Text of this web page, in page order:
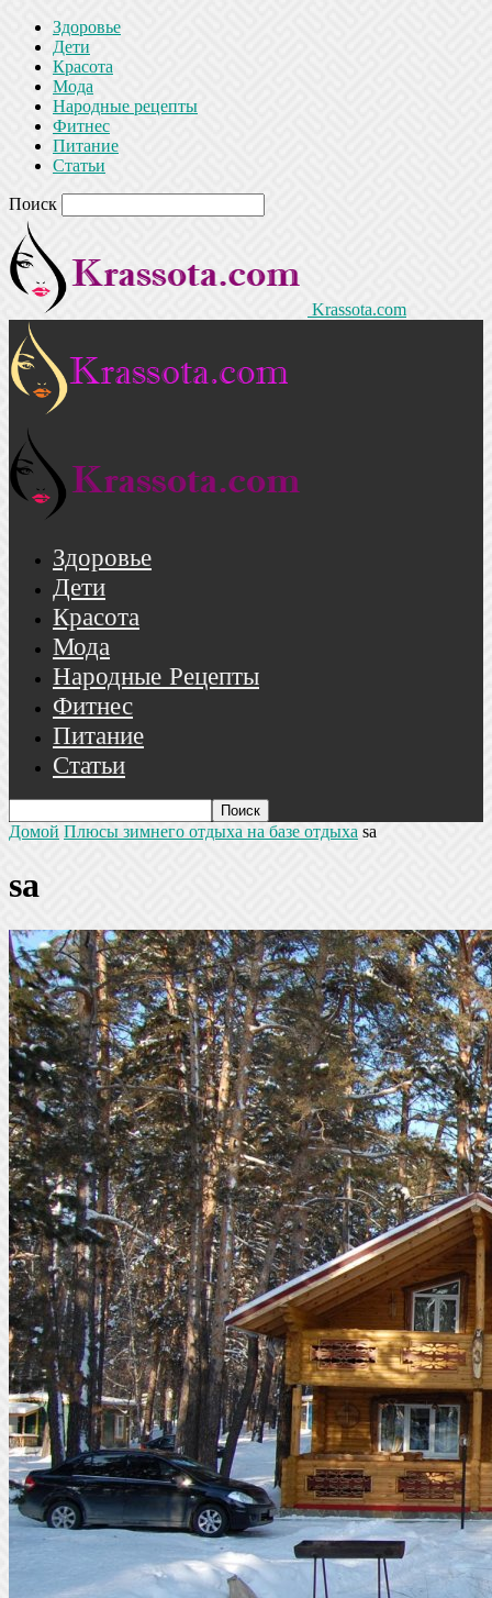
Здоровье
Дети
Красота
Мода
Народные рецепты
Фитнес
Питание
Статьи
Поиск
Krassota.com
Здоровье
Дети
Красота
Мода
Народные Рецепты
Фитнес
Питание
Статьи
Домой Плюсы зимнего отдыха на базе отдыха sa
sa